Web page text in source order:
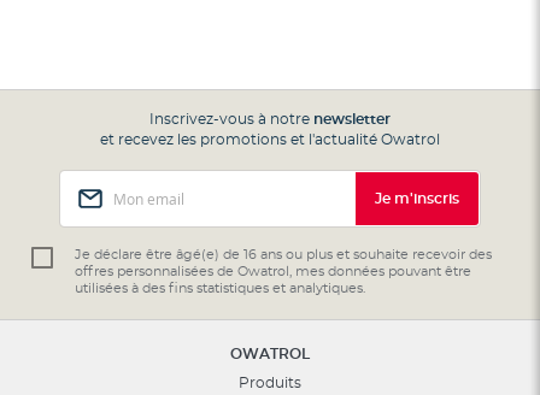
Inscrivez-vous à notre newsletter
et recevez les promotions et l'actualité Owatrol
notre
lettre
d’information
Je m'inscris
Je déclare être âgé(e) de 16 ans ou plus et souhaite recevoir des
offres personnalisées de Owatrol, mes données pouvant être
utilisées à des fins statistiques et analytiques.
OWATROL
Produits